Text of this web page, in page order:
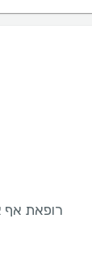
רופאת אף